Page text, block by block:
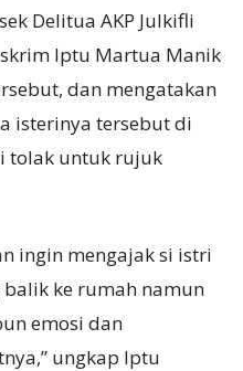
Delitua AKP Julkifli
Iptu Martua Manik
dan mengatakan
isterinya tersebut di
tolak untuk rujuk
ingin mengajak si istri
ke rumah namun
emosi dan
ungkap Iptu